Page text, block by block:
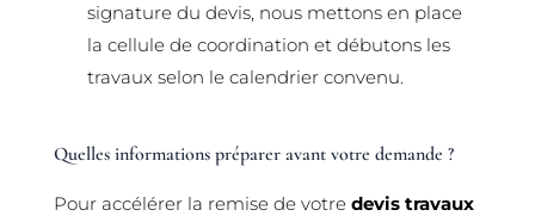
signature du devis, nous mettons en place
la cellule de coordination et débutons les
travaux selon le calendrier convenu.
Quelles informations préparer avant votre demande ?
Pour accélérer la remise de votre devis travaux